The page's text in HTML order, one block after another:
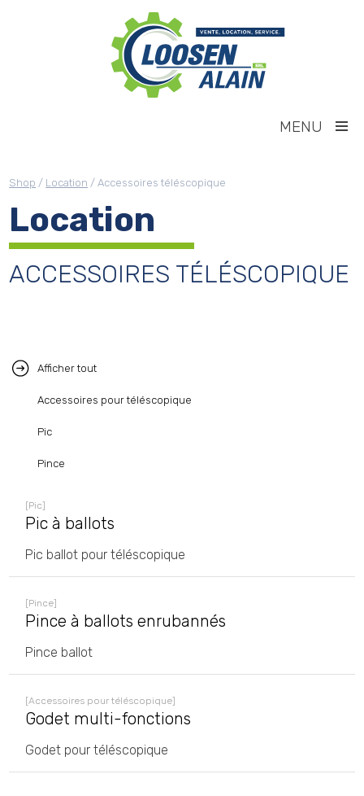
MENU
Shop / Location / Accessoires téléscopique
Location
ACCESSOIRES TÉLÉSCOPIQUE
Afficher tout
Accessoires pour téléscopique
Pic
Pince
[Pic]
Pic à ballots
Pic ballot pour téléscopique
[Pince]
Pince à ballots enrubannés
Pince ballot
[Accessoires pour téléscopique]
Godet multi-fonctions
Godet pour téléscopique